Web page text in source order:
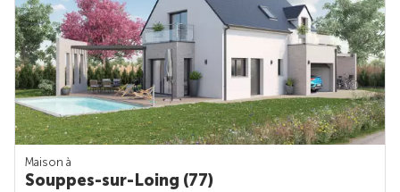
Maison à
Souppes-sur-Loing (77)